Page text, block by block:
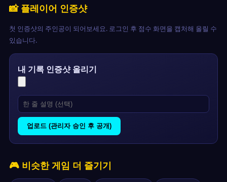
📸 플레이어 인증샷
첫 인증샷의 주인공이 되어보세요. 로그인 후 점수 화면을 캡처해 올릴 수
있습니다.
내 기록 인증샷 올리기
업로드 (관리자 승인 후 공개)
🎮 비슷한 게임 더 즐기기